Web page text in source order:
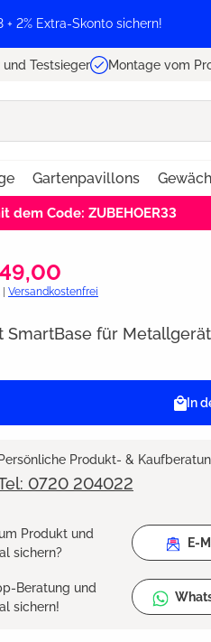
2% Extra-Skonto sichern!
Testsieger Montage vom
Gartenpavillons
dem Code: ZUBEHOER33
Versandkostenfrei
SmartBase für
In
Persönliche Produkt- &
0720 204022
Produkt und
sichern?
E-
Beratung und
sichern!